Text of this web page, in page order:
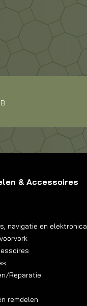
& Accessoires
navigatie en elektronica
Reparatie
remdelen